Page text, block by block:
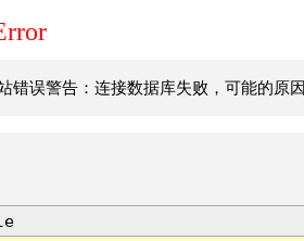
错误警告：连接数据库失败，可能的原